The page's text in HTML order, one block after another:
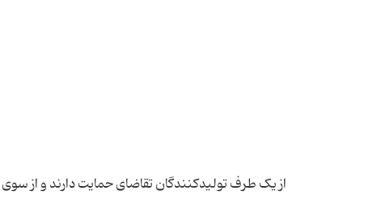
از یک طرف تولید‌کنندگان تقاضای حمایت دارند و از سوی